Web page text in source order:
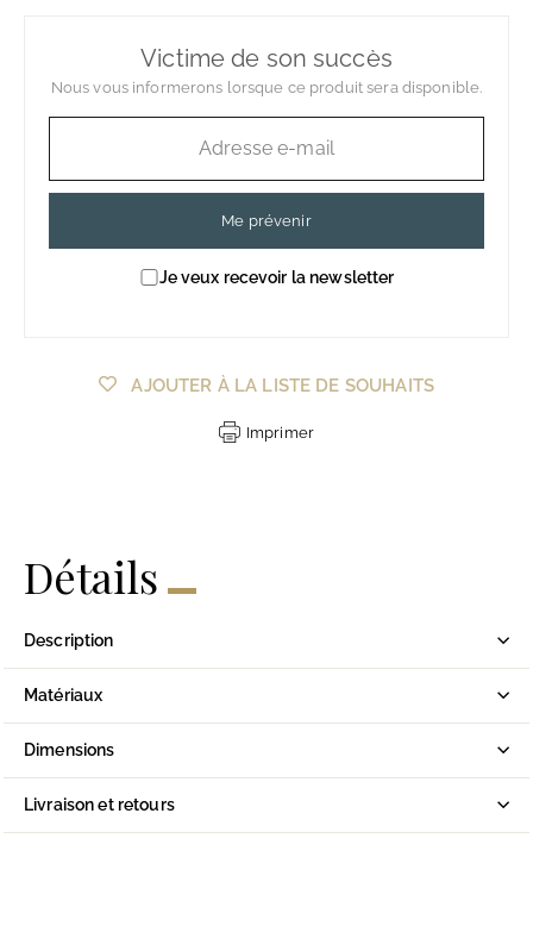
Victime de son succès
Nous vous informerons lorsque ce produit sera disponible.
Me prévenir
Je veux recevoir la newsletter
AJOUTER À LA LISTE DE SOUHAITS
Imprimer
Détails
Description
Matériaux
Dimensions
Livraison et retours